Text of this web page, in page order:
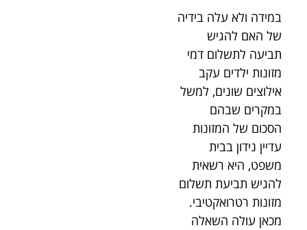
במידה ולא עלה בידיה
של האם להגיש
תביעה לתשלום דמי
מזונות ילדים עקב
אילוצים שונים, למשל
במקרים שבהם
הסכום של המזונות
עדיין נידון בבית
משפט, היא רשאית
להגיש תביעת תשלום
מזונות רטרואקטיבי.
מכאן עולה השאלה